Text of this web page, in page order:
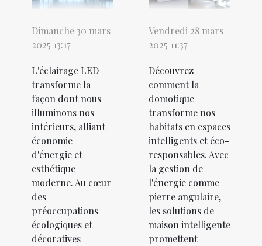
Dimanche 30 mars
2025 13:17
L'éclairage LED
transforme la
façon dont nous
illuminons nos
intérieurs, alliant
économie
d'énergie et
esthétique
moderne. Au cœur
des
préoccupations
écologiques et
décoratives
Vendredi 28 mars
2025 11:37
Découvrez
comment la
domotique
transforme nos
habitats en espaces
intelligents et éco-
responsables. Avec
la gestion de
l'énergie comme
pierre angulaire,
les solutions de
maison intelligente
promettent